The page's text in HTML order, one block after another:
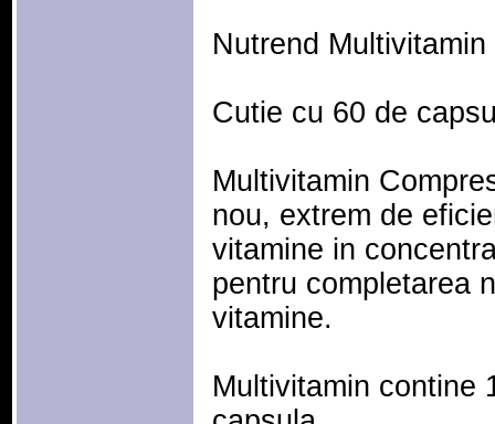
Nutrend
Cutie cu 60 de
Multivitamin
nou, extrem de
vitamine in
pentru completarea
vitamine.
Multivitamin contine